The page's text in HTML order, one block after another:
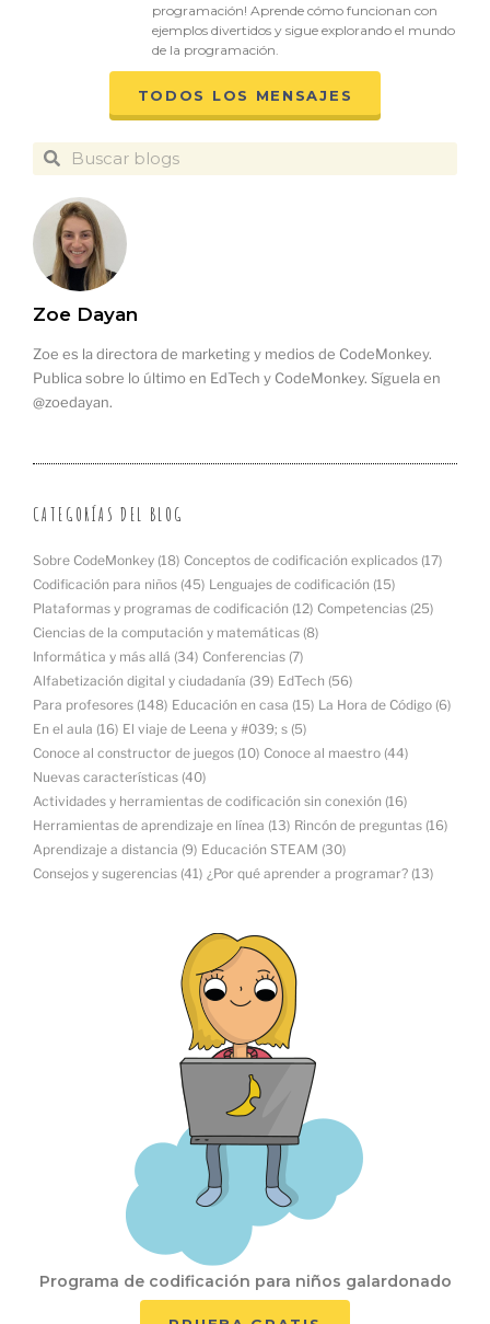
TODOS LOS MENSAJES
Zoe Dayan
Zoe es la directora de marketing y medios de CodeMonkey.
Publica sobre lo último en EdTech y CodeMonkey. Síguela en
@zoedayan.
CATEGORÍAS DEL BLOG
Sobre CodeMonkey (18) Conceptos de codificación explicados (17)
Codificación para niños (45) Lenguajes de codificación (15)
Plataformas y programas de codificación (12) Competencias (25)
Ciencias de la computación y matemáticas (8)
Informática y más allá (34) Conferencias (7)
Alfabetización digital y ciudadanía (39) EdTech (56)
Para profesores (148) Educación en casa (15) La Hora de Código (6)
En el aula (16) El viaje de Leena y #039; s (5)
Conoce al constructor de juegos (10) Conoce al maestro (44)
Nuevas características (40)
Actividades y herramientas de codificación sin conexión (16)
Herramientas de aprendizaje en línea (13) Rincón de preguntas (16)
Aprendizaje a distancia (9) Educación STEAM (30)
Consejos y sugerencias (41) ¿Por qué aprender a programar? (13)
Programa de codificación para niños galardonado
programación! Aprende cómo funcionan con
ejemplos divertidos y sigue explorando el mundo
de la programación.